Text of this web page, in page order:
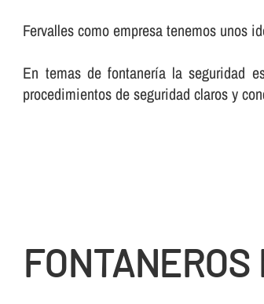
Fervalles como empresa tenemos unos
En temas de fontanerí­a la seguridad
procedimientos de seguridad claros y